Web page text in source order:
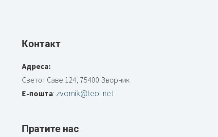
Контакт
Адреса:
Светог Саве 124, 75400 Зворник
Е-пошта: zvornik@teol.net
Пратите нас